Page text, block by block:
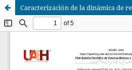
Caracterización de la dinámica de